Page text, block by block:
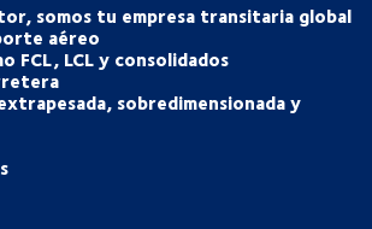
somos tu empresa transitaria global
aéreo
FCL, LCL y consolidados
sobredimensionada y